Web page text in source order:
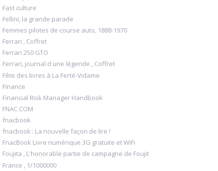
Fast culture
Fellini, la grande parade
Femmes pilotes de course auto, 1888-1970
Ferrari , Coffret
Ferrari 250 GTO
Ferrari, journal d une légende , Coffret
Fête des livres à La Ferté-Vidame
Finance
Financial Risk Manager Handbook
FNAC.COM
fnacbook
fnacbook : La nouvelle façon de lire !
FnacBook Livre numérique 3G gratuite et WiFi
Foujita , L'honorable partie de campagne de Foujit
France , 1/1000000